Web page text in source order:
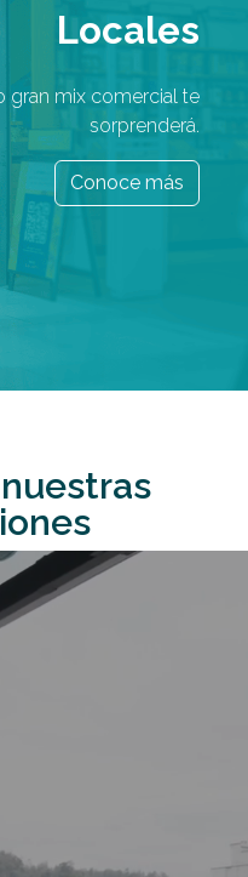
Locales
gran mix comercial te
sorprenderá.
Conoce más